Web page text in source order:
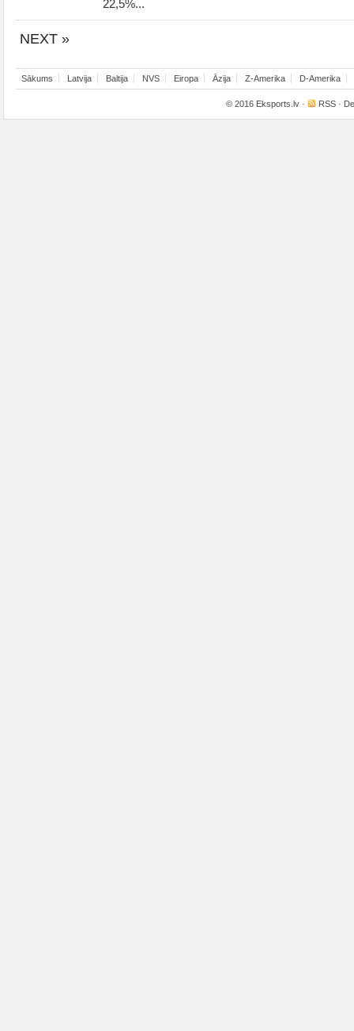
22,5%...
NEXT »
Sākums Latvija Baltija NVS Eiropa Āzija Z-Amerika D-Amerika
© 2016 Eksports.lv · RSS ·